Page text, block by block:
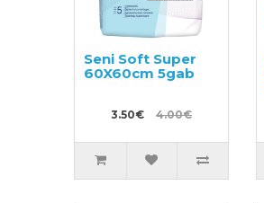
Seni Soft Super
60X60cm 5gab
3.50€ 4.00€